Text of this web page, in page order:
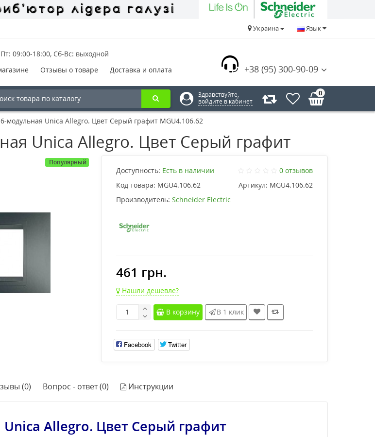
Язык
Украина
+38 (95) 300-90-09
09:00-18:00, Сб-Вс: выходной
Отзывы о товаре Доставка и оплата
Здравствуйте,
войдите в кабинет
0
модульная Unica Allegro. Цвет Серый графит MGU4.106.62
Unica Allegro. Цвет Серый графит
Популярный
Доступность: Есть в наличии
0 отзывов
Код товара: MGU4.106.62 Артикул: MGU4.106.62
Производитель: Schneider Electric
461 грн.
Нашли дешевле?
В корзину В 1 клик
Facebook Twitter
(0) Вопрос - ответ (0) Инструкции
Allegro. Цвет Серый графит